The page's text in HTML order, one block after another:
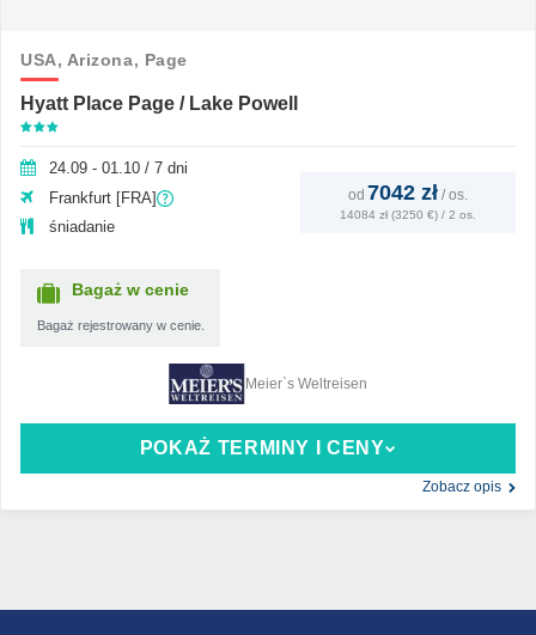
USA, Arizona, Page
Hyatt Place Page / Lake Powell
24.09 - 01.10 / 7 dni
Frankfurt [FRA]
śniadanie
Bagaż w cenie
Bagaż rejestrowany w cenie.
od 7042 zł / os.
14084 zł (3250 €) / 2 os.
POKAŻ TERMINY I CENY
Zobacz opis
Meier`s Weltreisen